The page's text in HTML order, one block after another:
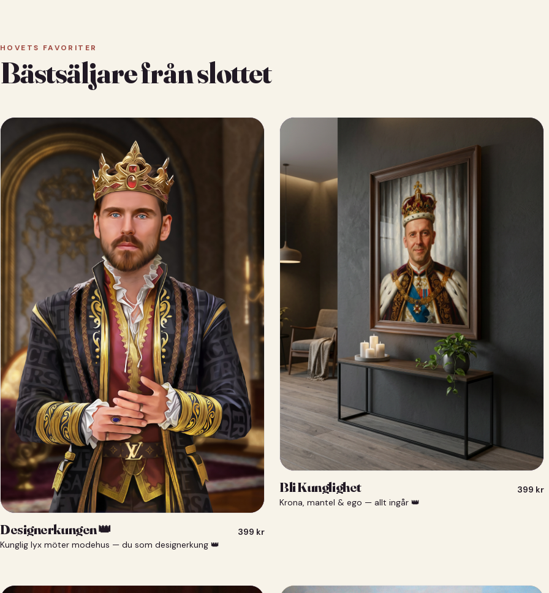
HOVETS FAVORITER
Bästsäljare från slottet
Designerkungen 👑
Kunglig lyx möter modehus — du som designerkung 👑
399 kr
Bli Kunglighet
Krona, mantel & ego — allt ingår 👑
399 kr